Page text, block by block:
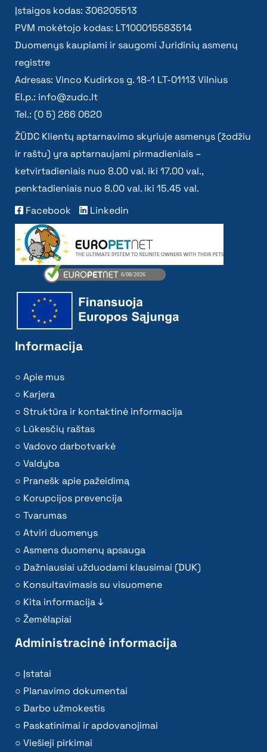
Įstaigos kodas: 306205513
PVM mokėtojo kodas: LT100015583514
Duomenys kaupiami ir saugomi Juridinių asmenų
registre
Adresas: Vinco Kudirkos g. 18-1 LT-01113 Vilnius
El.p.: info@zudc.lt
Tel.: (0 5) 266 0620
ŽŪDC Klientų aptarnavimo skyriuje asmenys (žodžiu
ir raštu) yra aptarnaujami pirmadieniais –
ketvirtadieniais nuo 8.00 val. iki 17.00 val.,
penktadieniais nuo 8.00 val. iki 15.45 val.
Facebook
Linkedin
Informacija
Apie mus
Karjera
Struktūra ir kontaktinė informacija
Lūkesčių raštas
Vadovo darbotvarkė
Valdyba
Pranešk apie pažeidimą
Korupcijos prevencija
Tvarumas
Atviri duomenys
Asmens duomenų apsauga
Dažniausiai užduodami klausimai (DUK)
Konsultavimasis su visuomene
Kita informacija ↓
Žemėlapiai
Administracinė informacija
Įstatai
Planavimo dokumentai
Darbo užmokestis
Paskatinimai ir apdovanojimai
Viešieji pirkimai